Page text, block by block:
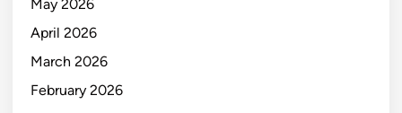
May 2026
April 2026
March 2026
February 2026